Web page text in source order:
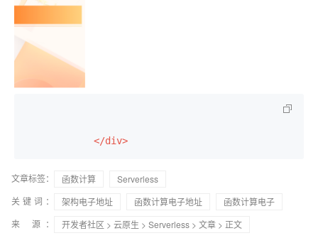
</div>
文章标签： 函数计算
Serverless
关键词：
架构电子地址 函数计算电子地址
函数计算电子
来 源：
开发者社区 > 云原生 > Serverless > 文章 > 正文